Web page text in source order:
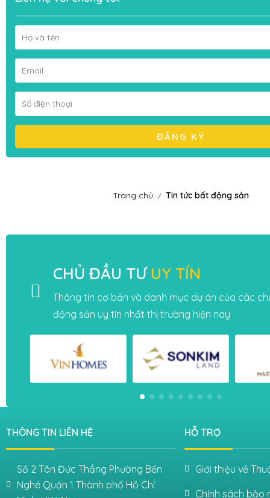
ĐĂNG KÝ
Trang chủ / Tin tức bất động sản
CHỦ ĐẦU TƯ UY TÍN
Thông tin cơ bản và danh mục dự án của các
động sản uy tín nhất thị trường hiện nay
THÔNG TIN LIÊN HỆ
Số 2 Tôn Đức Thắng Phường Bến
Nghé Quận 1 Thành phố Hồ Chí
HỖ TRỢ
Giới thiệu về
Chính sách bảo